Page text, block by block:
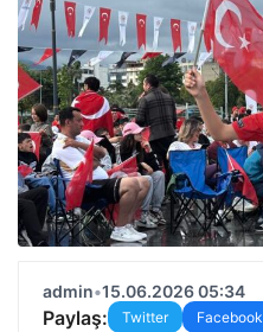
admin•15.06.2026 05:34
Paylaş: Twitter Facebook